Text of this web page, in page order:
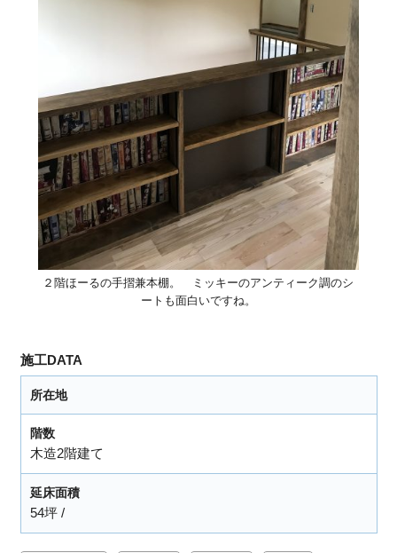
２階ほーるの手摺兼本棚。 ミッキーのアンティーク調のシ
ートも面白いですね。
施工DATA
所在地
階数
木造2階建て
延床面積
54坪